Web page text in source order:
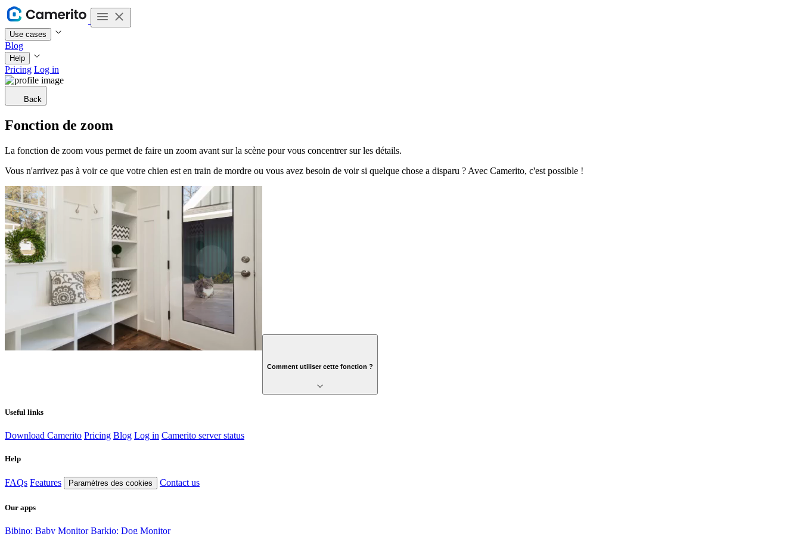
Use cases
Blog
Help
Pricing Log in
Back
Fonction de zoom
La fonction de zoom vous permet de faire un zoom avant sur la scène pour vous concentrer sur les détails.
Vous n'arrivez pas à voir ce que votre chien est en train de mordre ou vous avez besoin de voir si quelque chose a disparu ? Avec Camerito, c'est possible !
Comment utiliser cette fonction ?
Useful links
Download Camerito Pricing Blog Log in Camerito server status
Help
FAQs Features Paramètres des cookies Contact us
Our apps
Bibino: Baby Monitor Barkio: Dog Monitor